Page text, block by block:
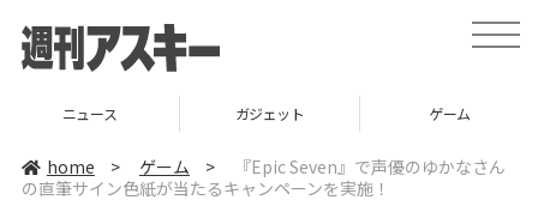
t
o
v
ニュース ガジェット ゲーム
home > ゲーム >
『Epic Seven』で声優のゆかなさん
の直筆サイン色紙が当たるキャンペーンを実施！